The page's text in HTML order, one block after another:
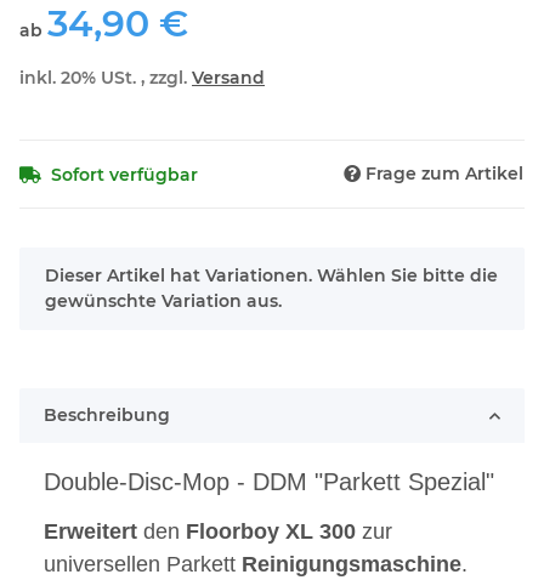
ab 34,90 €
inkl. 20% USt. , zzgl. Versand
Sofort verfügbar Frage zum Artikel
x
Dieser Artikel hat Variationen. Wählen Sie bitte die
gewünschte Variation aus.
Beschreibung
Double-Disc-Mop - DDM "Parkett Spezial"
Erweitert den Floorboy XL 300 zur
universellen Parkett Reinigungsmaschine.